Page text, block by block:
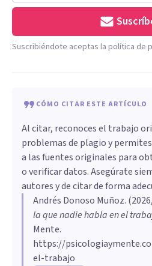
Suscribiéndote aceptas la política de
CÓMO CITAR ESTE ARTÍCULO
Al citar, reconoces el trabajo
problemas de plagio y
a las fuentes originales para
o verificar datos. Asegúrate
autores y de citar de forma
Andrés Donoso Muñoz. (
la que nadie habla en el
Mente.
https://
el-trabajo